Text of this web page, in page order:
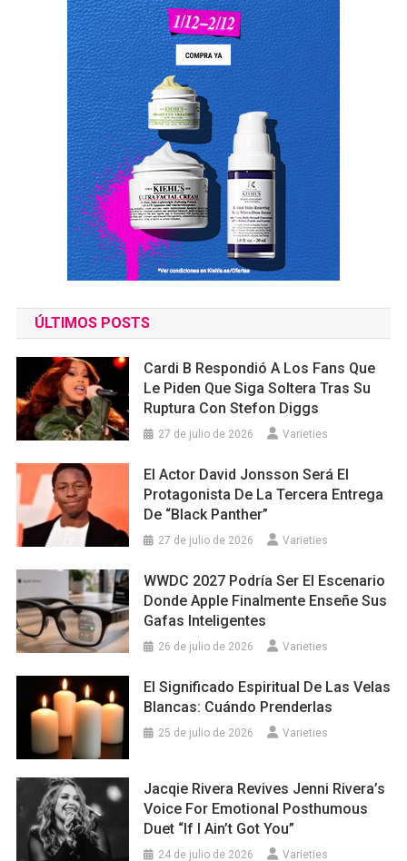
ÚLTIMOS POSTS
Cardi B Respondió A Los Fans Que
Le Piden Que Siga Soltera Tras Su
Ruptura Con Stefon Diggs
27 de julio de 2026 Varieties
El Actor David Jonsson Será El
Protagonista De La Tercera Entrega
De “Black Panther”
27 de julio de 2026 Varieties
WWDC 2027 Podría Ser El Escenario
Donde Apple Finalmente Enseñe Sus
Gafas Inteligentes
26 de julio de 2026 Varieties
El Significado Espiritual De Las Velas
Blancas: Cuándo Prenderlas
25 de julio de 2026 Varieties
Jacqie Rivera Revives Jenni Rivera’s
Voice For Emotional Posthumous
Duet “If I Ain’t Got You”
24 de julio de 2026 Varieties